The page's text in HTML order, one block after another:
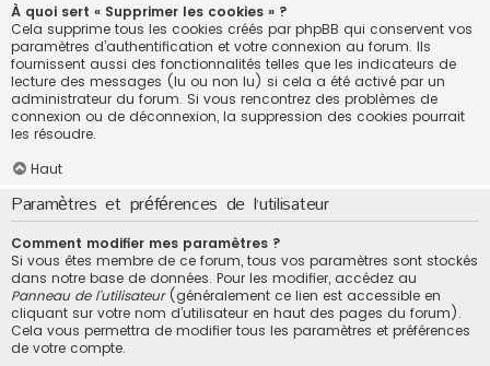
À quoi sert « Supprimer les cookies » ?
Cela supprime tous les cookies créés par phpBB qui conservent vos
paramètres d’authentification et votre connexion au forum. Ils
fournissent aussi des fonctionnalités telles que les indicateurs de
lecture des messages (lu ou non lu) si cela a été activé par un
administrateur du forum. Si vous rencontrez des problèmes de
connexion ou de déconnexion, la suppression des cookies pourrait
les résoudre.
Haut
Paramètres et préférences de l’utilisateur
Comment modifier mes paramètres ?
Si vous êtes membre de ce forum, tous vos paramètres sont stockés
dans notre base de données. Pour les modifier, accédez au
Panneau de l’utilisateur(généralement ce lien est accessible en
cliquant sur votre nom d’utilisateur en haut des pages du forum).
Cela vous permettra de modifier tous les paramètres et préférences
de votre compte.